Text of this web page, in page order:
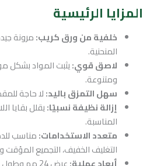
المزايا الرئيسية
خلفية من ورق كريب:مرونة
المنحنية.
لاصق قوي:يثبت المواد بشكل
ومتنوعة.
سهل التمزق باليد:لا حاجة
إزالة نظيفة نسبيًا:يقلل بقايا
المناسبة.
متعدد الاستخدامات:مناسب
التغليف الخفيف، التجميع المؤقت